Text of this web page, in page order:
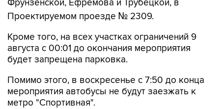
Кроме того, на всех участках ограничений 9
будет запрещена парковка.
Помимо этого, в воскресенье с 7:50 до конца
метро "Спортивная".
Согласно открытым данным, 9 августа в